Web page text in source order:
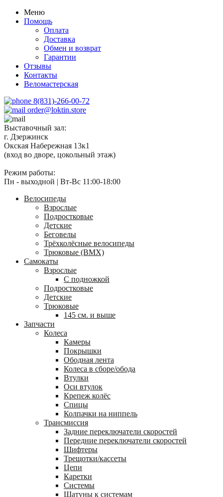
Меню
Помощь
Оплата
Доставка
Обмен и возврат
Гарантии
Отзывы
Контакты
Веломастерская
8(831)-266-00-72
order@loktin.store
Выставочный зал:
г. Дзержинск
Окская Набережная 13к1
(вход во дворе, цокольный этаж)
Режим работы:
Пн - выходной | Вт-Вс 11:00-18:00
Велосипеды
Взрослые
Подростковые
Детские
Беговелы
Трёхколёсные велосипеды
Трюковые (BMX)
Самокаты
Взрослые
С подножкой
Подростковые
Детские
Трюковые
145 см. и выше
Запчасти
Колеса
Камеры
Покрышки
Ободная лента
Колеса в сборе/обода
Втулки
Оси втулок
Крепеж колёс
Спицы
Колпачки на ниппель
Трансмиссия
Задние переключатели скоростей
Передние переключатели скоростей
Шифтеры
Трещотки/кассеты
Цепи
Каретки
Системы
Шатуны к системам